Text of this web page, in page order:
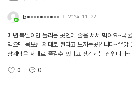
b********** 2024. 11. 22.
매년 복날이면 들리는 곳인데 줄을 서서 먹어요~국
먹으면 몸보신 제대로 된다고 느끼는곳입니다~^^닭
삼계탕을 제대로 즐길수 있다고 생각되는 집입니다~
0 0